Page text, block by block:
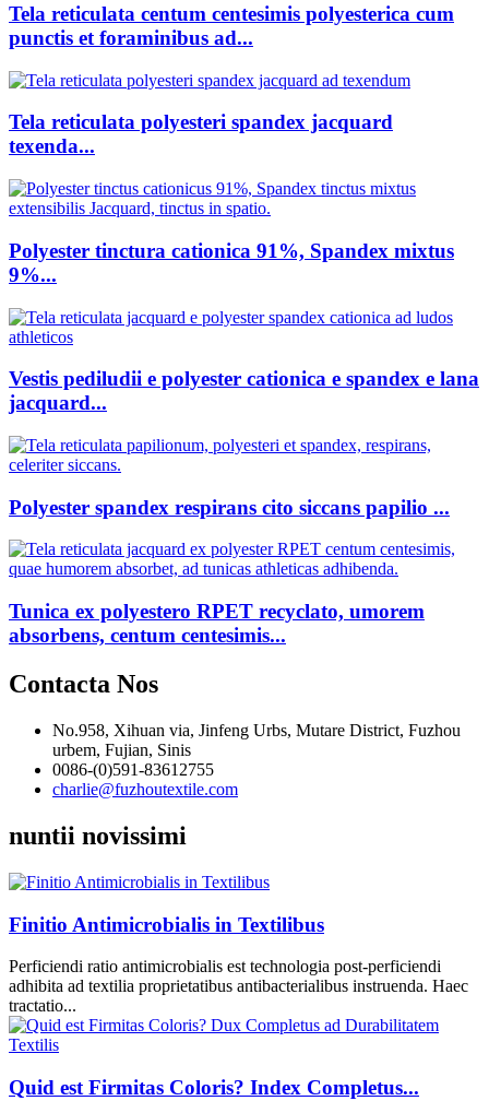
Tela reticulata centum centesimis polyesterica cum
punctis et foraminibus ad...
Tela reticulata polyesteri spandex jacquard
texenda...
Polyester tinctura cationica 91%, Spandex mixtus
9%...
Vestis pediludii e polyester cationica e spandex e lana
jacquard...
Polyester spandex respirans cito siccans papilio ...
Tunica ex polyestero RPET recyclato, umorem
absorbens, centum centesimis...
Contacta Nos
No.958, Xihuan via, Jinfeng Urbs, Mutare District, Fuzhou
urbem, Fujian, Sinis
0086-(0)591-83612755
charlie@fuzhoutextile.com
nuntii novissimi
Finitio Antimicrobialis in Textilibus
Perficiendi ratio antimicrobialis est technologia post-perficiendi
adhibita ad textilia proprietatibus antibacterialibus instruenda. Haec
tractatio...
Quid est Firmitas Coloris? Index Completus...